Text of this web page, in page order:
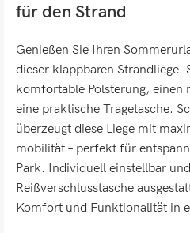
für den Strand
Genießen Sie Ihren
dieser klappbaren Strandliege.
komfortable Polsterung, einen
eine praktische Tragetasche.
überzeugt diese Liege mit
mobilität – perfekt für
Park. Individuell einstellbar
Reißverschlusstasche
Komfort und Funktionalität in